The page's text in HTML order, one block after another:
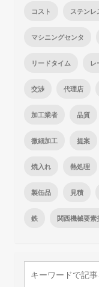
コスト ステンレ
マシニングセンタ
リードタイム レ
交渉 代理店
加工業者 品質
微細加工 提案
焼入れ 熱処理
製缶品 見積
鉄 関西機械要素